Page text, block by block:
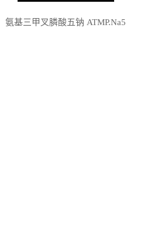
氨基三甲叉膦酸五钠 ATMP.Na5